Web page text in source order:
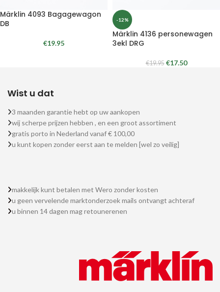
Märklin 4093 Bagagewagon
DB
€19.95
-12%
Märklin 4136 personewagen
3ekl DRG
€19.95 €17.50
Wist u dat
3 maanden garantie hebt op uw aankopen
wij scherpe prijzen hebben , en een groot assortiment
gratis porto in Nederland vanaf € 100,00
u kunt kopen zonder eerst aan te melden [wel zo veilig]
makkelijk kunt betalen met Wero zonder kosten
u geen vervelende marktonderzoek mails ontvangt achteraf
u binnen 14 dagen mag retounerenen